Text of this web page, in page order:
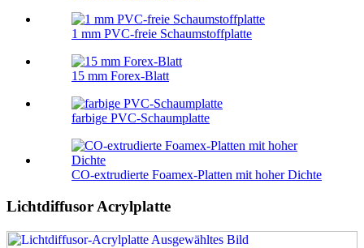
1 mm PVC-freie Schaumstoffplatte
15 mm Forex-Blatt
farbige PVC-Schaumplatte
CO-extrudierte Foamex-Platten mit hoher Dichte
Lichtdiffusor Acrylplatte